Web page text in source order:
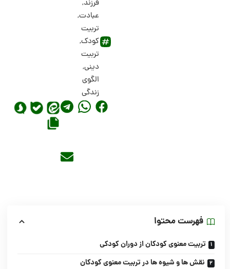
فرزند,
عبادت,
تربیت
کودک,
تربیت
دینی,
الگوی
زندگی
فهرست محتوا
تربیت معنوی کودکان از دوران کودکی
نقش ها و شیوه ها در تربیت معنوی کودکان